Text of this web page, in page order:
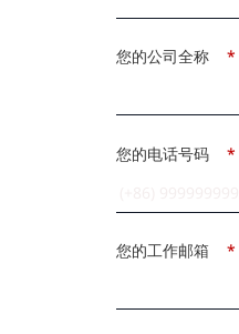
*
您的公司全称
*
您的电话号码
*
您的工作邮箱